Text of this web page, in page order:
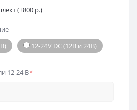
(+800 р.)
12-24V DC (12В и 24В)
12-24 В*